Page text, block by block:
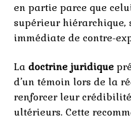
en partie parce que
supérieur hiérarchique,
immédiate de contre-
La doctrine juridique
d’un témoin lors de la
renforcer leur
ultérieurs. Cette